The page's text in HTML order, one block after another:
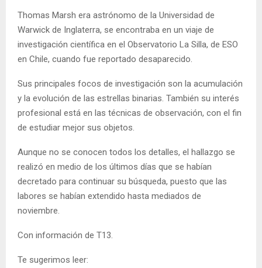
Thomas Marsh era astrónomo de la Universidad de
Warwick de Inglaterra, se encontraba en un viaje de
investigación científica en el Observatorio La Silla, de ESO
en Chile, cuando fue reportado desaparecido.
Sus principales focos de investigación son la acumulación
y la evolución de las estrellas binarias. También su interés
profesional está en las técnicas de observación, con el fin
de estudiar mejor sus objetos.
Aunque no se conocen todos los detalles, el hallazgo se
realizó en medio de los últimos días que se habían
decretado para continuar su búsqueda, puesto que las
labores se habían extendido hasta mediados de
noviembre.
Con información de T13.
Te sugerimos leer: